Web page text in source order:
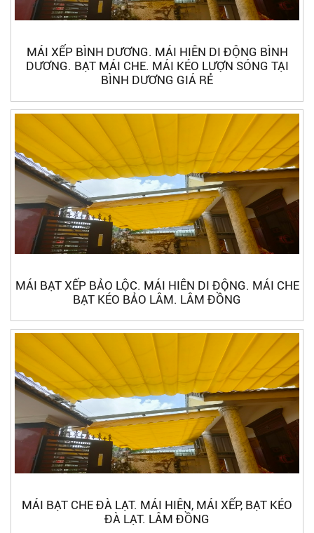
MÁI XẾP BÌNH DƯƠNG. MÁI HIÊN DI ĐỘNG BÌNH
DƯƠNG. BẠT MÁI CHE. MÁI KÉO LƯỢN SÓNG TẠI
BÌNH DƯƠNG GIÁ RẺ
MÁI BẠT XẾP BẢO LỘC. MÁI HIÊN DI ĐỘNG. MÁI CHE
BẠT KÉO BẢO LÂM. LÂM ĐỒNG
MÁI BẠT CHE ĐÀ LẠT. MÁI HIÊN, MÁI XẾP, BẠT KÉO
ĐÀ LẠT. LÂM ĐỒNG